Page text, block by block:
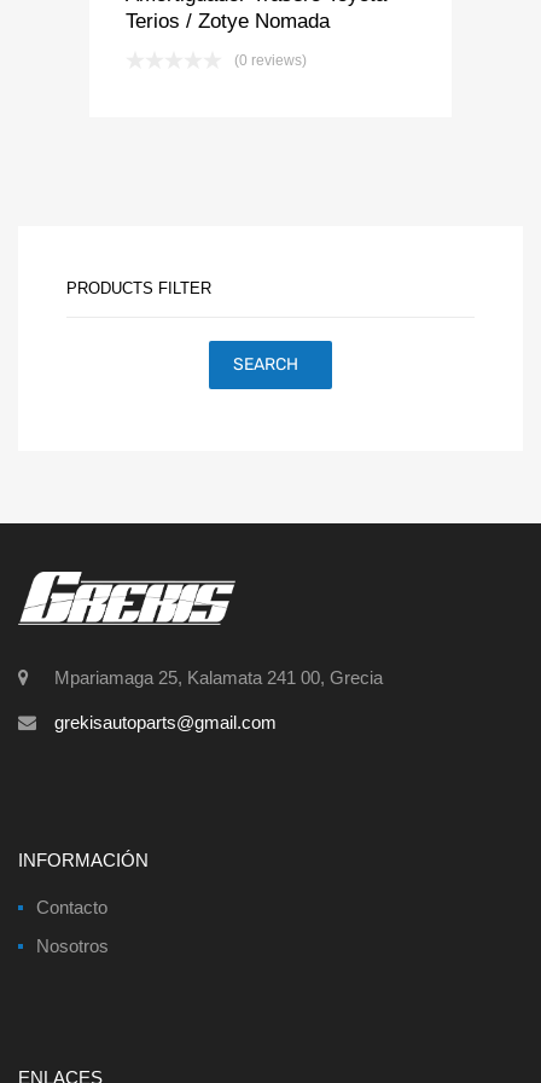
Terios / Zotye Nomada
(0 reviews)
PRODUCTS FILTER
SEARCH
Mpariamaga 25, Kalamata 241 00, Grecia
grekisautoparts@gmail.com
INFORMACIÓN
Contacto
Nosotros
ENLACES